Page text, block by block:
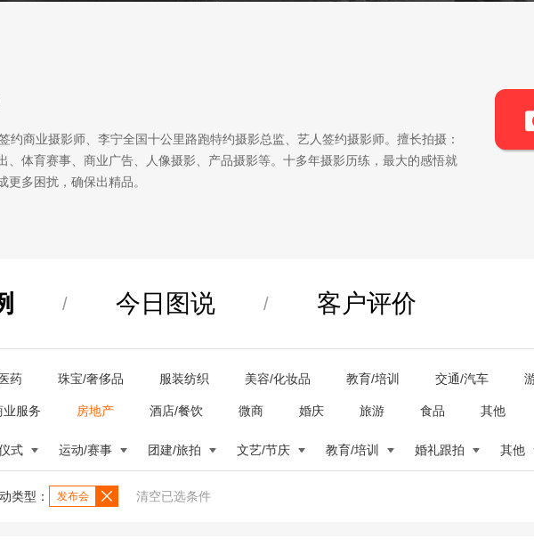
约商业摄影师、李宁全国十公里路跑特约摄影总监、艺人签约摄影师。擅长拍摄：
、体育赛事、商业广告、人像摄影、产品摄影等。十多年摄影历练，最大的感悟就
更多困扰，确保出精品。
/ 今日图说 / 客户评价
药 珠宝/奢侈品 服装纺织 美容/化妆品 教育/培训 交通/汽车
业服务 房地产 酒店/餐饮 微商 婚庆 旅游 食品 其他
式 运动/赛事 团建/旅拍 文艺/节庆 教育/培训 婚礼跟拍 其他
类型： 发布会 清空已选条件